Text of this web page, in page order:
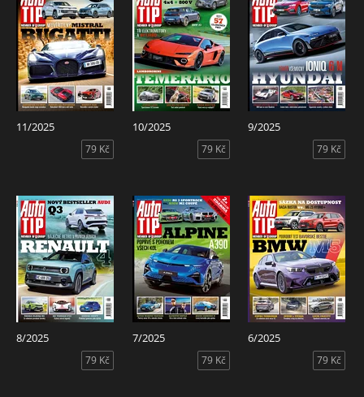
11/2025
79 Kč
10/2025
79 Kč
9/2025
79 Kč
8/2025
79 Kč
7/2025
79 Kč
6/2025
79 Kč